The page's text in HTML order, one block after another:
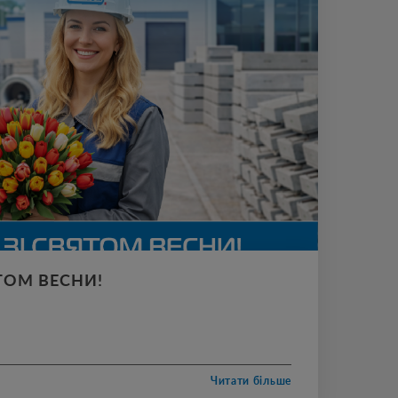
ВЕСНИ!
Читати більше
вам сонячного настрою, гармонії,
роблять цей світ кращим.Нехай у житті завжди
та весни!